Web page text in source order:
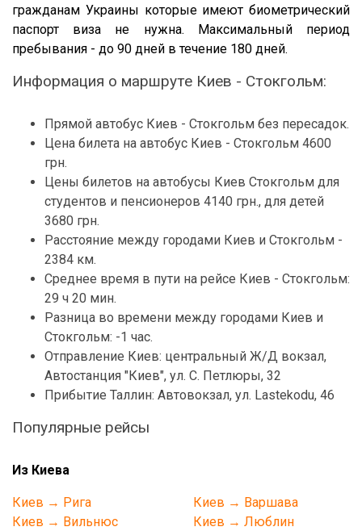
гражданам Украины которые имеют биометрический
паспорт виза не нужна. Максимальный период
пребывания - до 90 дней в течение 180 дней.
Информация о маршруте Киев - Стокгольм:
Прямой автобус Киев - Стокгольм без пересадок.
Цена билета на автобус Киев - Стокгольм 4600
грн.
Цены билетов на автобусы Киев Стокгольм для
студентов и пенсионеров 4140 грн., для детей
3680 грн.
Расстояние между городами Киев и Стокгольм -
2384 км.
Среднее время в пути на рейсе Киев - Стокгольм:
29 ч 20 мин.
Разница во времени между городами Киев и
Стокгольм: -1 час.
Отправление Киев: центральный Ж/Д вокзал,
Автостанция "Киев", ул. С. Петлюры, 32
Прибытие Таллин: Автовокзал, ул. Lastekodu, 46
Популярные рейсы
Из Киева
Киев → Рига
Киев → Вильнюс
Киев → Варшава
Киев → Люблин